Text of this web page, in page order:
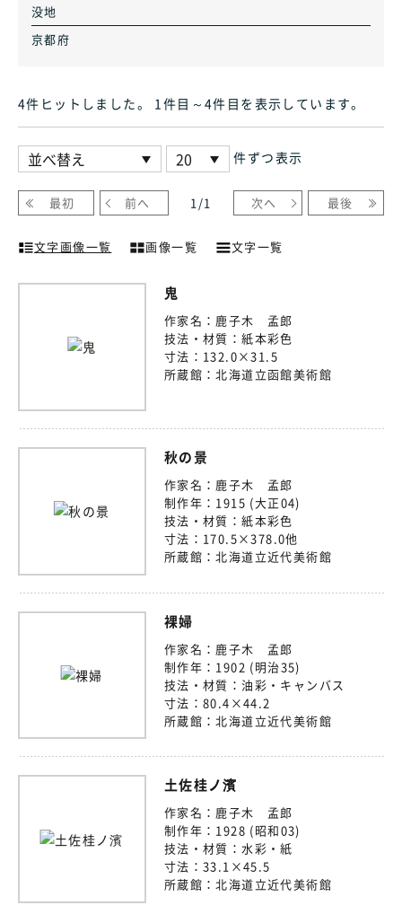
没地
京都府
4件ヒット しました。 1件目～4件目 を表示しています。
件ずつ表示
最初 前へ 1 /1 次へ 最後
文字画像一覧 画像一覧 文字一覧
鬼
作家名： 鹿子木 孟郎
技法・材質：紙本彩色
寸法： 132.0×31.5
所蔵館：北海道立函館美術館
秋の景
作家名： 鹿子木 孟郎
制作年： 1915 (大正04)
技法・材質：紙本彩色
寸法： 170.5×378.0他
所蔵館： 北海道立近代美術館
裸婦
作家名： 鹿子木 孟郎
制作年： 1902 (明治35)
技法・材質：油彩・キャンバス
寸法： 80.4×44.2
所蔵館： 北海道立近代美術館
土佐桂ノ濱
作家名： 鹿子木 孟郎
制作年： 1928 (昭和03)
技法・材質：水彩・紙
寸法： 33.1×45.5
所蔵館：北海道立近代美術館